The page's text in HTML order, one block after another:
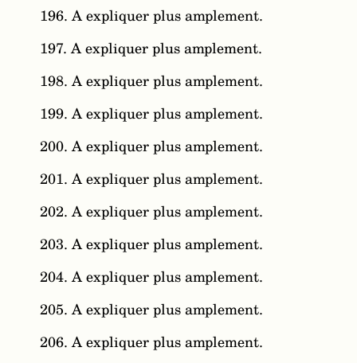
196. A expliquer plus amplement.
197. A expliquer plus amplement.
198. A expliquer plus amplement.
199. A expliquer plus amplement.
200. A expliquer plus amplement.
201. A expliquer plus amplement.
202. A expliquer plus amplement.
203. A expliquer plus amplement.
204. A expliquer plus amplement.
205. A expliquer plus amplement.
206. A expliquer plus amplement.